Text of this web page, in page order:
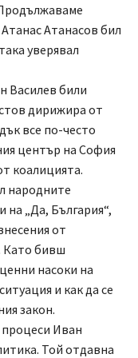
Атанасов бил
уверявал
Василев били
дирижира от
все по-често
център на София
коалицията.
народните
на „Да, България“,
от
Като бивш
насоки на
и как да се
закон.
Иван
Той отдавна